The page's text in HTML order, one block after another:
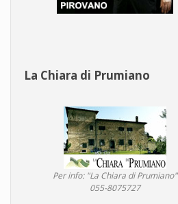
La Chiara di Prumiano
Per info: "La Chiara di Prumiano"
055-8075727